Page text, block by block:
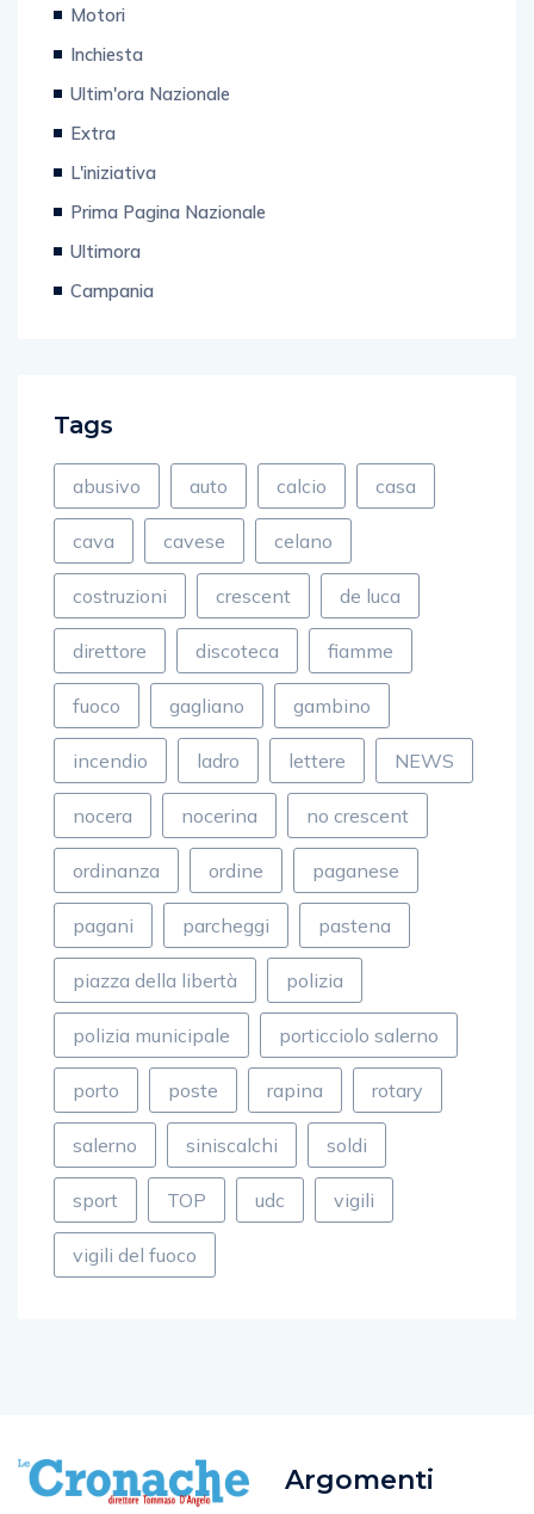
Motori
Inchiesta
Ultim'ora Nazionale
Extra
L'iniziativa
Prima Pagina Nazionale
Ultimora
Campania
Tags
abusivo auto calcio casa
cava cavese celano
costruzioni crescent de luca
direttore discoteca fiamme
fuoco gagliano gambino
incendio ladro lettere NEWS
nocera nocerina no crescent
ordinanza ordine paganese
pagani parcheggi pastena
piazza della libertà polizia
polizia municipale porticciolo salerno
porto poste rapina rotary
salerno siniscalchi soldi
sport TOP udc vigili
vigili del fuoco
Argomenti